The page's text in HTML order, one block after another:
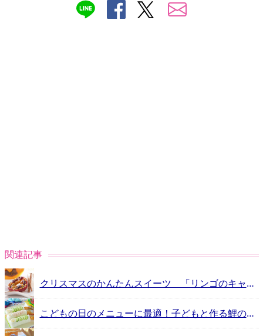
関連記事
クリスマスのかんたんスイーツ 「リンゴのキャラメリゼ」
こどもの日のメニューに最適！子どもと作る鯉のぼり風のエビフライロールサンド